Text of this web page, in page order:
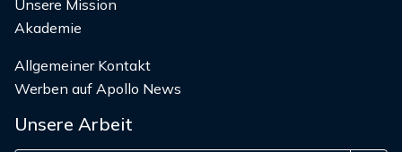
Unsere Mission
Akademie
Allgemeiner Kontakt
Werben auf Apollo News
Unsere Arbeit